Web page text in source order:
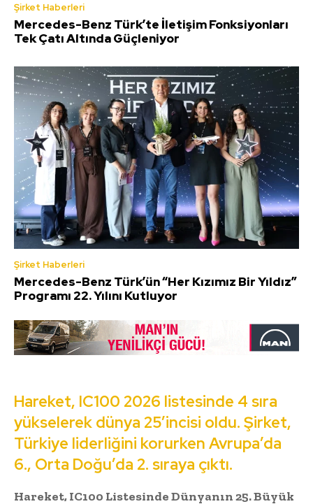
Şirket Haberleri
Mercedes-Benz Türk’te İletişim Fonksiyonları
Tek Çatı Altında Güçleniyor
Şirket Haberleri
Mercedes-Benz Türk’ün “Her Kızımız Bir Yıldız”
Programı 22. Yılını Kutluyor
Hareket, IC100 2026 listesinde 4 sıra
yükselerek dünya 25’incisi oldu. Şirket,
Türkiye liderliğini korurken Avrupa’da
6., Orta Doğu’da 2. sıraya çıktı.
Hareket, IC100 Listesinde Dünyanın 25. Büyük